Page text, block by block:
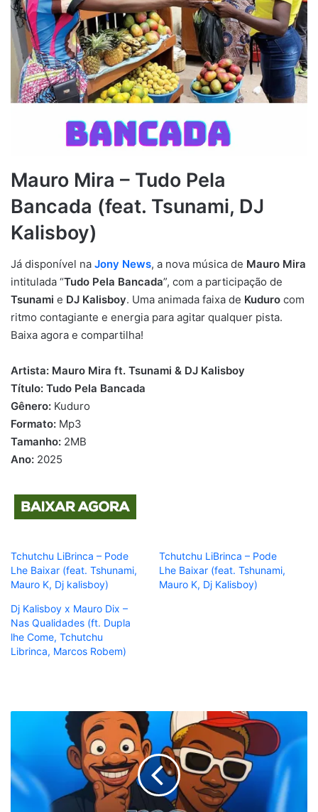
Mauro Mira – Tudo Pela
Bancada (feat. Tsunami, DJ
Kalisboy)
Já disponível na Jony News, a nova música de Mauro Mira
intitulada “Tudo Pela Bancada”, com a participação de
Tsunami e DJ Kalisboy. Uma animada faixa de Kuduro com
ritmo contagiante e energia para agitar qualquer pista.
Baixa agora e compartilha!
Artista: Mauro Mira ft. Tsunami & DJ Kalisboy
Título: Tudo Pela Bancada
Gênero: Kuduro
Formato: Mp3
Tamanho: 2MB
Ano: 2025
Tchutchu LiBrinca – Pode
Lhe Baixar (feat. Tshunami,
Mauro K, Dj kalisboy)
Tchutchu LiBrinca – Pode
Lhe Baixar (feat. Tshunami,
Mauro K, Dj Kalisboy)
Dj Kalisboy x Mauro Dix –
Nas Qualidades (ft. Dupla
lhe Come, Tchutchu
Librinca, Marcos Robem)
-
Sobe
(feat.